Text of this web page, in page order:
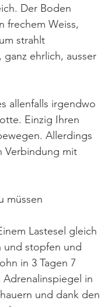
Der Boden
frechem Weiss,
strahlt
ehrlich, ausser
allenfalls irgendwo
Einzig Ihren
Allerdings
Verbindung mit
müssen
Lastesel gleich
und stopfen und
in 3 Tagen 7
in
und dank den